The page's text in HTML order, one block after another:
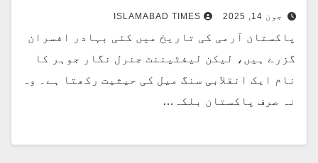
جون 14, 2025 ISLAMABAD TIMES
پاکستان آرمی کی تاریخ میں کئی بہادر افسران
گزرے ہیں، لیکن لیفٹیننٹ جنرل نگار جوہر کا
نام ایک انقلابی سنگ میل کی حیثیت رکھتا ہے۔ وہ
نہ صرف پاکستان بلکہ…